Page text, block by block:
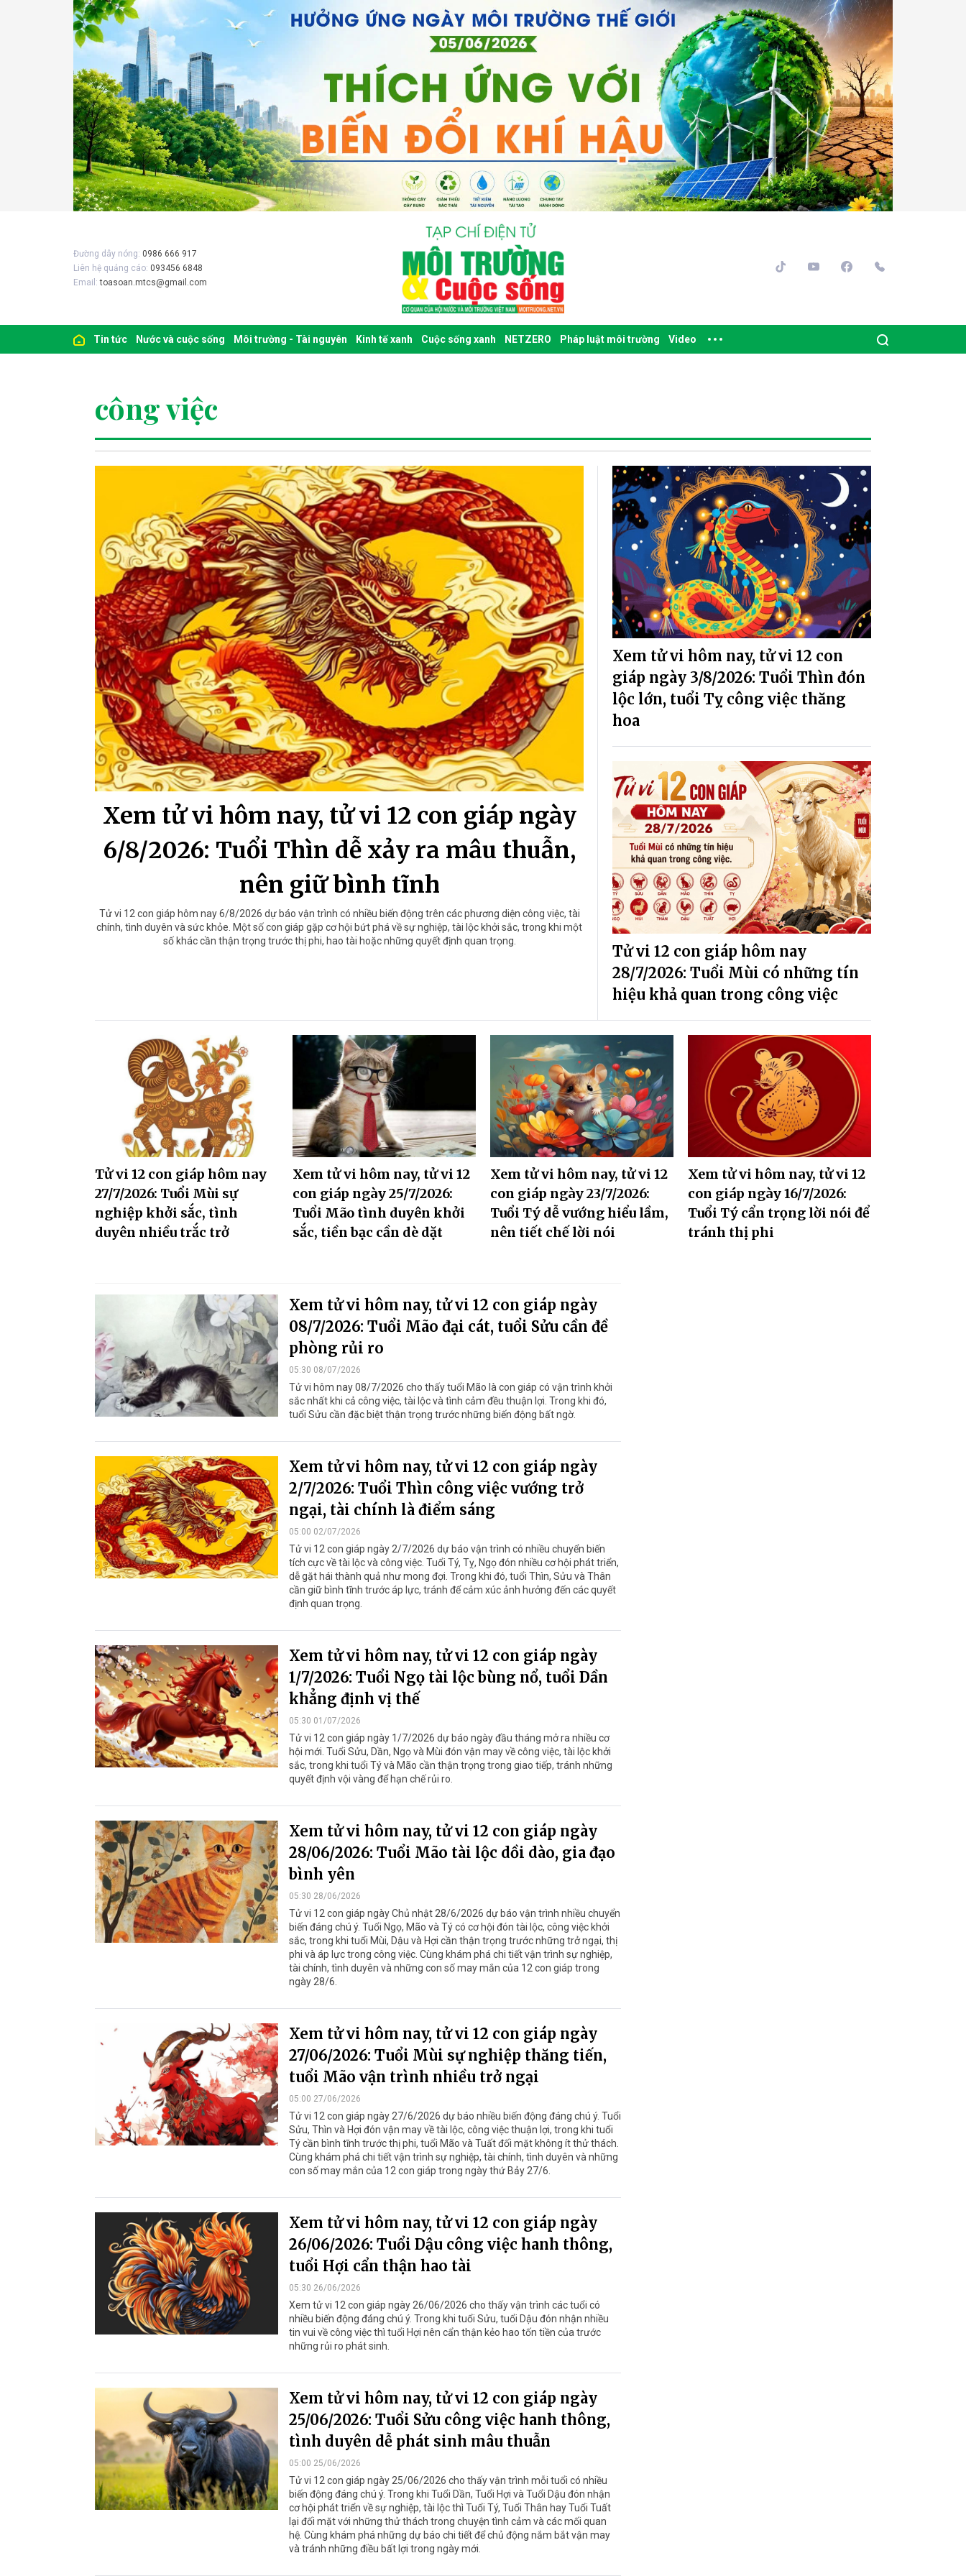
Đường dây nóng: 0986 666 917
Liên hệ quảng cáo: 093456 6848
Email:toasoan.mtcs@gmail.com
Tin tức Nước và cuộc sống Môi trường - Tài nguyên Kinh tế xanh Cuộc sống xanh NETZERO Pháp luật môi trường Video
công việc
Xem tử vi hôm nay, tử vi 12 con giáp ngày
6/8/2026: Tuổi Thìn dễ xảy ra mâu thuẫn,
nên giữ bình tĩnh
Tử vi 12 con giáp hôm nay 6/8/2026 dự báo vận trình có nhiều biến động trên các phương diện công việc, tài
chính, tình duyên và sức khỏe. Một số con giáp gặp cơ hội bứt phá về sự nghiệp, tài lộc khởi sắc, trong khi một
số khác cần thận trọng trước thị phi, hao tài hoặc những quyết định quan trọng.
Xem tử vi hôm nay, tử vi 12 con
giáp ngày 3/8/2026: Tuổi Thìn đón
lộc lớn, tuổi Tỵ công việc thăng
hoa
Tử vi 12 con giáp hôm nay
28/7/2026: Tuổi Mùi có những tín
hiệu khả quan trong công việc
Tử vi 12 con giáp hôm nay
27/7/2026: Tuổi Mùi sự
nghiệp khởi sắc, tình
duyên nhiều trắc trở
Xem tử vi hôm nay, tử vi 12
con giáp ngày 25/7/2026:
Tuổi Mão tình duyên khởi
sắc, tiền bạc cần dè dặt
Xem tử vi hôm nay, tử vi 12
con giáp ngày 23/7/2026:
Tuổi Tý dễ vướng hiểu lầm,
nên tiết chế lời nói
Xem tử vi hôm nay, tử vi 12
con giáp ngày 16/7/2026:
Tuổi Tý cẩn trọng lời nói để
tránh thị phi
Xem tử vi hôm nay, tử vi 12 con giáp ngày
08/7/2026: Tuổi Mão đại cát, tuổi Sửu cần đề
phòng rủi ro
05:30 08/07/2026
Tử vi hôm nay 08/7/2026 cho thấy tuổi Mão là con giáp có vận trình khởi
sắc nhất khi cả công việc, tài lộc và tình cảm đều thuận lợi. Trong khi đó,
tuổi Sửu cần đặc biệt thận trọng trước những biến động bất ngờ.
Xem tử vi hôm nay, tử vi 12 con giáp ngày
2/7/2026: Tuổi Thìn công việc vướng trở
ngại, tài chính là điểm sáng
05:00 02/07/2026
Tử vi 12 con giáp ngày 2/7/2026 dự báo vận trình có nhiều chuyển biến
tích cực về tài lộc và công việc. Tuổi Tý, Tỵ, Ngọ đón nhiều cơ hội phát triển,
dễ gặt hái thành quả như mong đợi. Trong khi đó, tuổi Thìn, Sửu và Thân
cần giữ bình tĩnh trước áp lực, tránh để cảm xúc ảnh hưởng đến các quyết
định quan trọng.
Xem tử vi hôm nay, tử vi 12 con giáp ngày
1/7/2026: Tuổi Ngọ tài lộc bùng nổ, tuổi Dần
khẳng định vị thế
05:30 01/07/2026
Tử vi 12 con giáp ngày 1/7/2026 dự báo ngày đầu tháng mở ra nhiều cơ
hội mới. Tuổi Sửu, Dần, Ngọ và Mùi đón vận may về công việc, tài lộc khởi
sắc, trong khi tuổi Tý và Mão cần thận trọng trong giao tiếp, tránh những
quyết định vội vàng để hạn chế rủi ro.
Xem tử vi hôm nay, tử vi 12 con giáp ngày
28/06/2026: Tuổi Mão tài lộc dồi dào, gia đạo
bình yên
05:30 28/06/2026
Tử vi 12 con giáp ngày Chủ nhật 28/6/2026 dự báo vận trình nhiều chuyển
biến đáng chú ý. Tuổi Ngọ, Mão và Tý có cơ hội đón tài lộc, công việc khởi
sắc, trong khi tuổi Mùi, Dậu và Hợi cần thận trọng trước những trở ngại, thị
phi và áp lực trong công việc. Cùng khám phá chi tiết vận trình sự nghiệp,
tài chính, tình duyên và những con số may mắn của 12 con giáp trong
ngày 28/6.
Xem tử vi hôm nay, tử vi 12 con giáp ngày
27/06/2026: Tuổi Mùi sự nghiệp thăng tiến,
tuổi Mão vận trình nhiều trở ngại
05:00 27/06/2026
Tử vi 12 con giáp ngày 27/6/2026 dự báo nhiều biến động đáng chú ý. Tuổi
Sửu, Thìn và Hợi đón vận may về tài lộc, công việc thuận lợi, trong khi tuổi
Tý cần bình tĩnh trước thị phi, tuổi Mão và Tuất đối mặt không ít thử thách.
Cùng khám phá chi tiết vận trình sự nghiệp, tài chính, tình duyên và những
con số may mắn của 12 con giáp trong ngày thứ Bảy 27/6.
Xem tử vi hôm nay, tử vi 12 con giáp ngày
26/06/2026: Tuổi Dậu công việc hanh thông,
tuổi Hợi cẩn thận hao tài
05:30 26/06/2026
Xem tử vi 12 con giáp ngày 26/06/2026 cho thấy vận trình các tuổi có
nhiều biến động đáng chú ý. Trong khi tuổi Sửu, tuổi Dậu đón nhận nhiều
tin vui về công việc thì tuổi Hợi nên cẩn thận kẻo hao tốn tiền của trước
những rủi ro phát sinh.
Xem tử vi hôm nay, tử vi 12 con giáp ngày
25/06/2026: Tuổi Sửu công việc hanh thông,
tình duyên dễ phát sinh mâu thuẫn
05:00 25/06/2026
Tử vi 12 con giáp ngày 25/06/2026 cho thấy vận trình mỗi tuổi có nhiều
biến động đáng chú ý. Trong khi Tuổi Dần, Tuổi Hợi và Tuổi Dậu đón nhận
cơ hội phát triển về sự nghiệp, tài lộc thì Tuổi Tý, Tuổi Thân hay Tuổi Tuất
lại đối mặt với những thử thách trong chuyện tình cảm và các mối quan
hệ. Cùng khám phá những dự báo chi tiết để chủ động nắm bắt vận may
và tránh những điều bất lợi trong ngày mới.